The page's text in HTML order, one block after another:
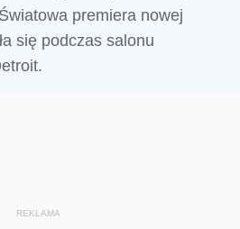
premiera nowej
się podczas salonu
REKLAMA